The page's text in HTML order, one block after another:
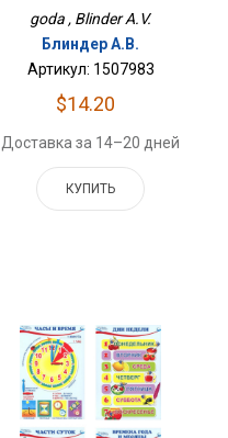
goda , Blinder A.V.
Блиндер А.В.
Артикул: 1507983
$14.20
Доставка за 14–20 дней
КУПИТЬ